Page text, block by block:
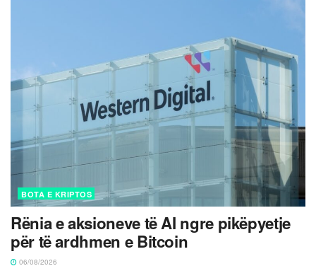
BOTA E KRIPTOS
Rënia e aksioneve të AI ngre pikëpyetje
për të ardhmen e Bitcoin
06/08/2026